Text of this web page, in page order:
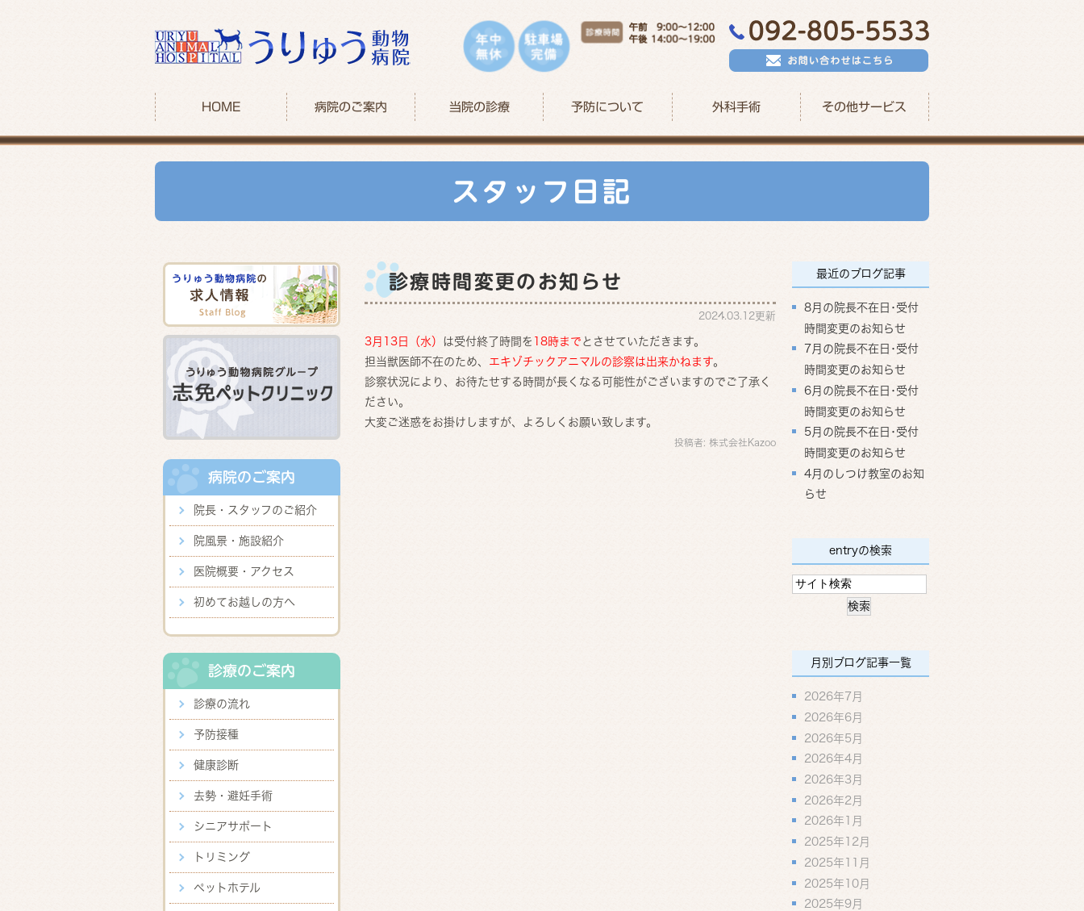
HOME 病院のご案内 当院の診療 予防について 外科手術 その他サービス
スタッフ日記
診療時間変更のお知らせ
2024.03.12更新
3月13日（水） は受付終了時間を 18時まで とさせていただきます。
担当獣医師不在のため、
エキゾチックアニマルの診察は出来かねます。
診察状況により、お待たせする時間が長くなる可能性がございますのでご了承く
ださい。
大変ご迷惑をお掛けしますが、よろしくお願い致します。
投稿者: 株式会社Kazoo
最近のブログ記事
8月の院長不在日･受付
時間変更のお知らせ
7月の院長不在日･受付
時間変更のお知らせ
6月の院長不在日･受付
時間変更のお知らせ
5月の院長不在日･受付
時間変更のお知らせ
4月のしつけ教室のお知
らせ
entryの検索
月別ブログ記事一覧
2026年7月
2026年6月
2026年5月
2026年4月
2026年3月
2026年2月
2026年1月
2025年12月
2025年11月
2025年10月
2025年9月
病院のご案内
院長・スタッフのご紹介
院風景・施設紹介
医院概要・アクセス
初めてお越しの方へ
診療のご案内
診療の流れ
予防接種
健康診断
去勢・避妊手術
シニアサポート
トリミング
ペットホテル